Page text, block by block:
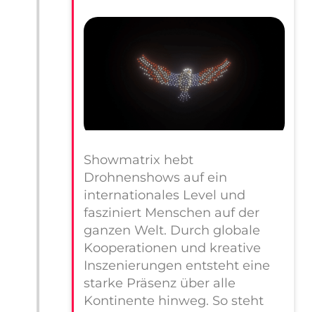
Showmatrix hebt
Drohnenshows auf ein
internationales Level und
fasziniert Menschen auf der
ganzen Welt. Durch globale
Kooperationen und kreative
Inszenierungen entsteht eine
starke Präsenz über alle
Kontinente hinweg. So steht